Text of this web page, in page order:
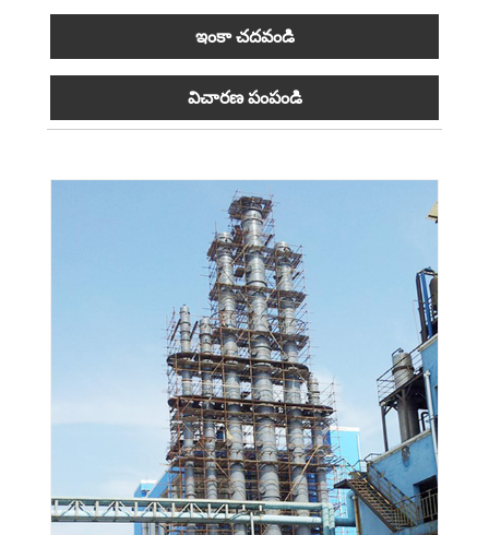
ఇంకా చదవండి
విచారణ పంపండి